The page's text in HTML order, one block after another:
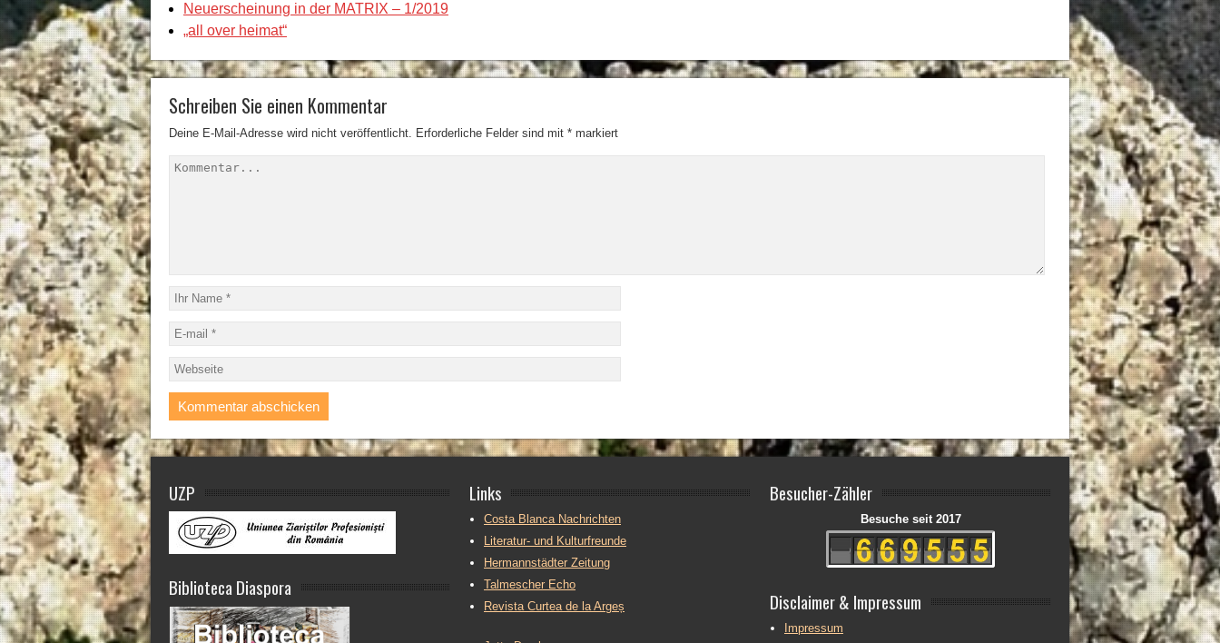
Neuerscheinung in der MATRIX – 1/2019
„all over heimat“
Schreiben Sie einen Kommentar
Deine E-Mail-Adresse wird nicht veröffentlicht. Erforderliche Felder sind mit * markiert
UZP
Biblioteca Diaspora
Links
Costa Blanca Nachrichten
Literatur- und Kulturfreunde
Hermannstädter Zeitung
Talmescher Echo
Revista Curtea de la Argeș
Besucher-Zähler
Besuche seit 2017
Disclaimer & Impressum
Impressum